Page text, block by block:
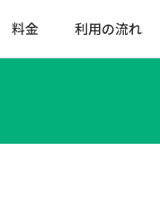
料金 利用の流れ